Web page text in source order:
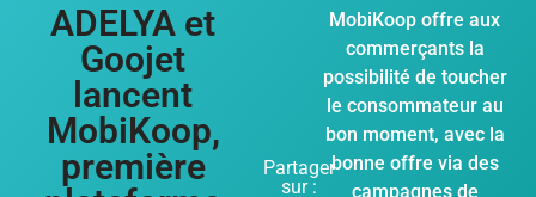
ADELYA et
Goojet
lancent
MobiKoop,
première
Partager
sur :
MobiKoop offre aux
commerçants la
possibilité de toucher
le consommateur au
bon moment, avec la
bonne offre via des
campagnes de